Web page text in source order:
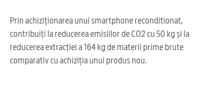
Prin achiziționarea unui smartphone reconditionat,
contribuiți la reducerea emisiilor de CO2 cu 50 kg și la
reducerea extracției a 164 kg de materii prime brute
comparativ cu achiziția unui produs nou.